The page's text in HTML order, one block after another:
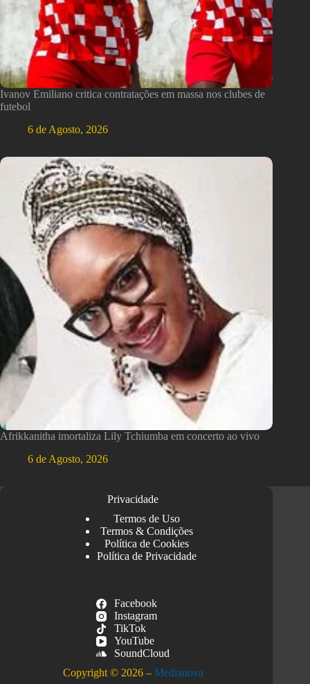
Ivanov Emiliano critica contratações em massa nos clubes de
futebol
6 de Agosto, 2026
Afrikkanitha imortaliza Lily Tchiumba em concerto ao vivo
6 de Agosto, 2026
Privacidade
Termos de Uso
Termos & Condições
Política de Cookies
Política de Privacidade
Facebook
Instagram
TikTok
YouTube
SoundCloud
Copyright © 2026 – Medianova